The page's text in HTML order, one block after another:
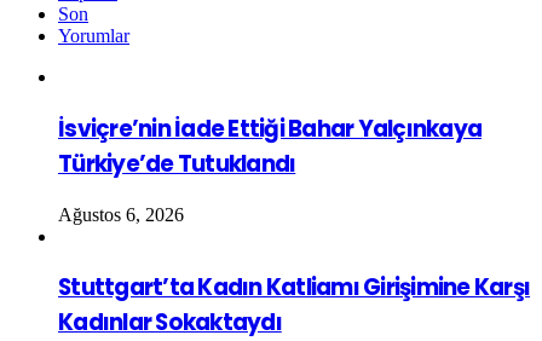
Son
Yorumlar
İsviçre’nin İade Ettiği Bahar Yalçınkaya
Türkiye’de Tutuklandı
Ağustos 6, 2026
Stuttgart’ta Kadın Katliamı Girişimine Karşı
Kadınlar Sokaktaydı